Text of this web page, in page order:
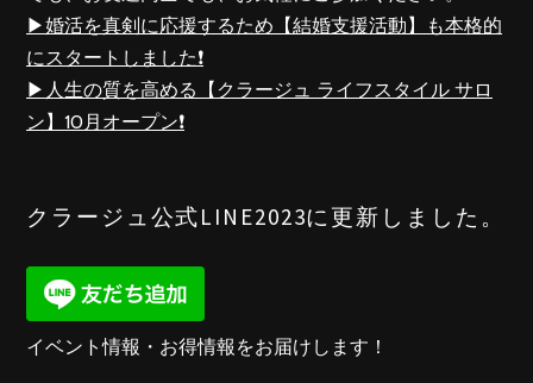
▶︎婚活を真剣に応援するため【結婚支援活動】も本格的
にスタートしました❗️
▶︎人生の質を高める【クラージュ ライフスタイル サロ
ン】10月オープン❗️
クラージュ公式LINE2023に更新しました。
イベント情報・お得情報をお届けします！